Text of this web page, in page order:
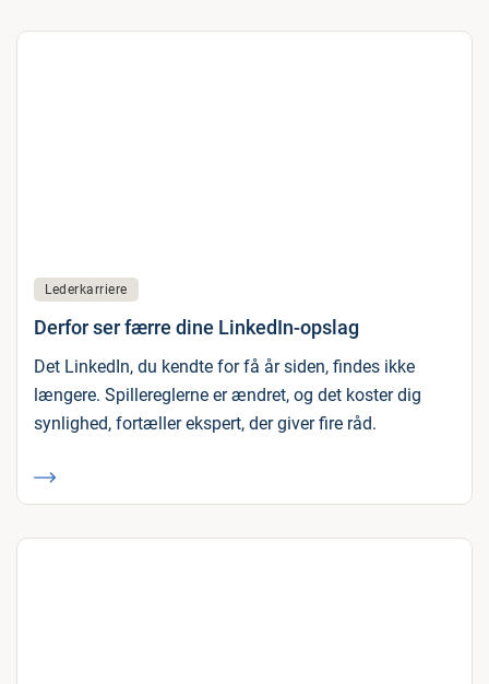
Lederkarriere
Derfor ser færre dine LinkedIn-opslag
Det LinkedIn, du kendte for få år siden, findes ikke
længere. Spillereglerne er ændret, og det koster dig
synlighed, fortæller ekspert, der giver fire råd.